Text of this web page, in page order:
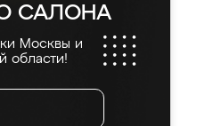
САЛОНА
Москвы и
области!